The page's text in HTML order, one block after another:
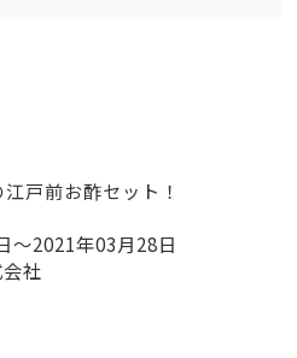
戸前お酢セット！
～2021年03月28日
社